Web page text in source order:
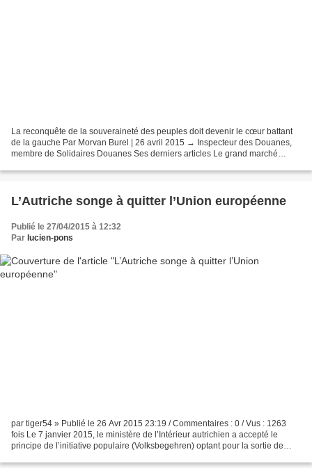
La reconquête de la souveraineté des peuples doit devenir le cœur battant
de la gauche Par Morvan Burel | 26 avril 2015 → Inspecteur des Douanes,
membre de Solidaires Douanes Ses derniers articles Le grand marché
L’Autriche songe à quitter l’Union européenne
Publié le 27/04/2015 à 12:32
Par lucien-pons
par tiger54 » Publié le 26 Avr 2015 23:19 / Commentaires : 0 / Vus : 1263
fois Le 7 janvier 2015, le ministère de l’Intérieur autrichien a accepté le
principe de l’initiative populaire (Volksbegehren) optant pour la sortie de